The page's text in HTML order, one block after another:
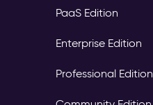
PaaS Edition
Enterprise Edition
Professional Edition